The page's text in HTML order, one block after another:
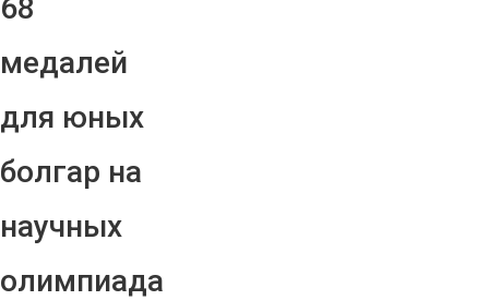
68
медалей
для юных
болгар на
научных
олимпиада